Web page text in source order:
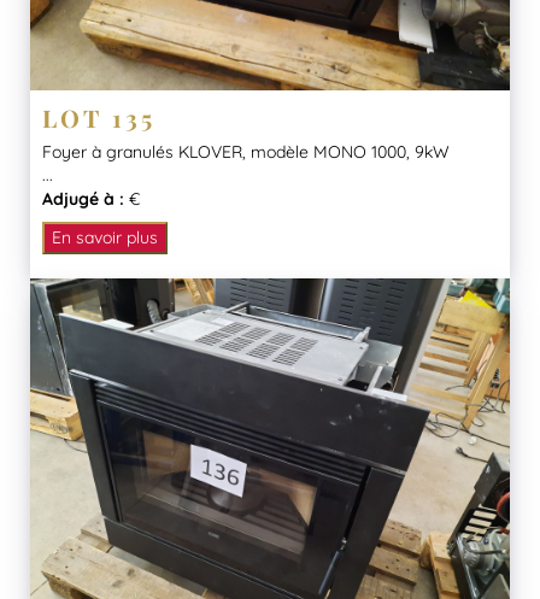
LOT 135
Foyer à granulés KLOVER, modèle MONO 1000, 9kW
...
Adjugé à : €
En savoir plus